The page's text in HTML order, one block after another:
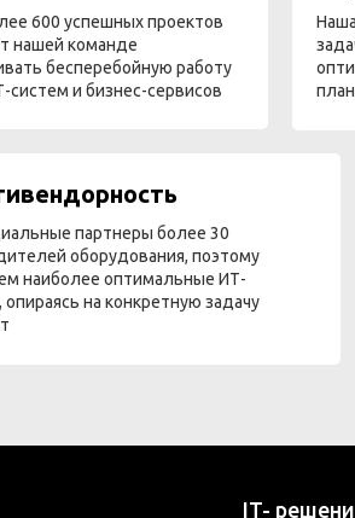
600 успешных проектов
нашей команде
бесперебойную работу
систем и бизнес-сервисов
партнеры более 30
оборудования, поэтому
наиболее оптимальные ИТ-
на конкретную задачу
IT-